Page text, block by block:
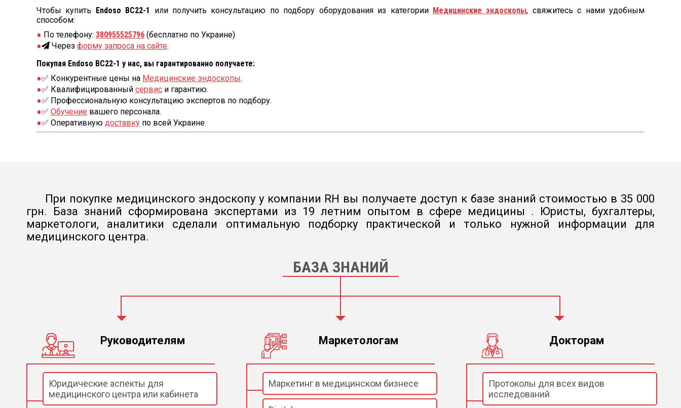
Чтобы купить Endoso BC22-1 или получить консультацию по подбору оборудования из категории Медицинские эндоскопы, свяжитесь с нами удобным
способом:
По телефону: 380955525796 (бесплатно по Украине)
Через форму запроса на сайте.
Покупая Endoso BC22-1 у нас, вы гарантированно получаете:
✅ Конкурентные цены на Медицинские эндоскопы.
✅ Квалифицированный сервис и гарантию.
✅ Профессиональную консультацию экспертов по подбору.
✅ Обучение вашего персонала.
✅ Оперативную доставку по всей Украине.
При покупке медицинского эндоскопу у компании RH вы получаете доступ к базе знаний стоимостью в 35 000
грн. База знаний сформирована экспертами из 19 летним опытом в сфере медицины . Юристы, бухгалтеры,
маркетологи, аналитики сделали оптимальную подборку практической и только нужной информации для
медицинского центра.
БАЗА ЗНАНИЙ
Руководителям
Юридические аспекты для
медицинского центра или кабинета
Маркетологам
Маркетинг в медицинском бизнесе
Докторам
Протоколы для всех видов
исследований